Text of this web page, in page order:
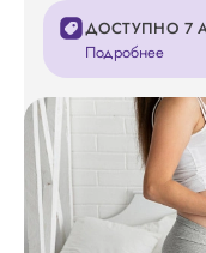
ДОСТУПНО 7
Подробнее